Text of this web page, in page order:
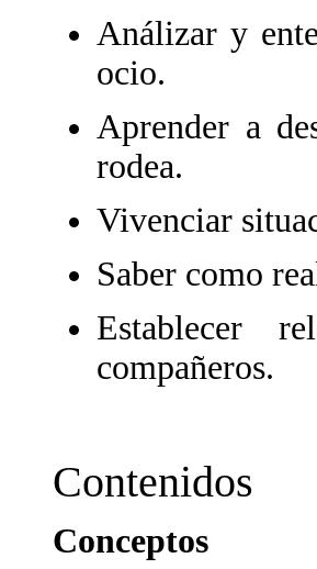
Análizar y
ocio.
Aprender a
rodea.
Vivenciar
Saber como
Establecer
compañeros.
Contenidos
Conceptos